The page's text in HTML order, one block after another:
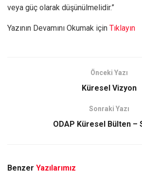
veya güç olarak düşünülmelidir.”
Yazının Devamını Okumak için Tıklayın
Önceki Yazı
Küresel Vizyon
Sonraki Yazı
ODAP Küresel Bülten –
Benzer Yazılarımız